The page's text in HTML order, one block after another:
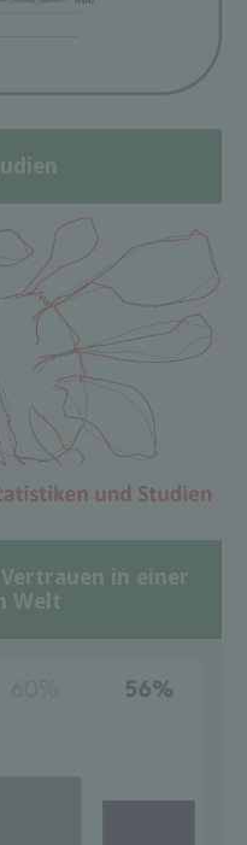
in einer
Welt